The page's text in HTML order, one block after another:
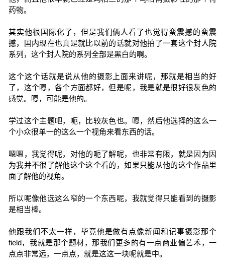
药物。
其实他很国际化了，但是我们俩人看了也觉得蛮震撼的蛮震
撼，国内现在也真是就比以前的话就对他拍了一套这个封人院
系列，这个封人院的系列全部是黑白的啊。
这个这个话就是说从他的摄影上面来讲呢，那就是相当的好
了，这个嗯，各个方面都好，但是呢，我是就是很好很灰色的
感觉。嗯，可能是他的。
学过这个主题吧，呃，比较灰色也。嗯，然后他选择的这么一
个小众很单一的这么一个视角来看东西的话。
嗯嗯，我觉得呢，对他的呃了解呢，也非常有限，就是因为因
为我并不很了解他这个这个看的，如果只能从他的这个作品里
面了解他的视角。
所以呢像他选这么窄的一个东西呢，我就觉得只能看到的摄影
是相当棒。
他跟我们不太一样，毕竟他是做有点像新闻和记事摄影那个
field，我就是那个题材，那我们更多的有一点商业偏艺术，一
点点非常远，一点点，就是这这一块呢就是中。